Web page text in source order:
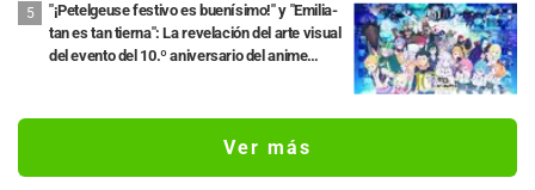
"¡Petelgeuse festivo es buenísimo!" y "Emilia-
tan es tan tierna": La revelación del arte visual
del evento del 10.º aniversario del anime
Ver más